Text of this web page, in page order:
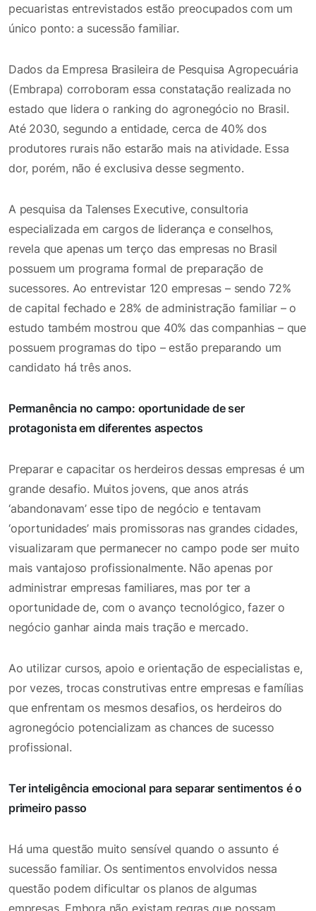
pecuaristas entrevistados estão preocupados com um
único ponto: a sucessão familiar.
Dados da Empresa Brasileira de Pesquisa Agropecuária
(Embrapa) corroboram essa constatação realizada no
estado que lidera o ranking do agronegócio no Brasil.
Até 2030, segundo a entidade, cerca de 40% dos
produtores rurais não estarão mais na atividade. Essa
dor, porém, não é exclusiva desse segmento.
A pesquisa da Talenses Executive, consultoria
especializada em cargos de liderança e conselhos,
revela que apenas um terço das empresas no Brasil
possuem um programa formal de preparação de
sucessores. Ao entrevistar 120 empresas – sendo 72%
de capital fechado e 28% de administração familiar – o
estudo também mostrou que 40% das companhias – que
possuem programas do tipo – estão preparando um
candidato há três anos.
Permanência no campo: oportunidade de ser
protagonista em diferentes aspectos
Preparar e capacitar os herdeiros dessas empresas é um
grande desafio. Muitos jovens, que anos atrás
‘abandonavam’ esse tipo de negócio e tentavam
‘oportunidades’ mais promissoras nas grandes cidades,
visualizaram que permanecer no campo pode ser muito
mais vantajoso profissionalmente. Não apenas por
administrar empresas familiares, mas por ter a
oportunidade de, com o avanço tecnológico, fazer o
negócio ganhar ainda mais tração e mercado.
Ao utilizar cursos, apoio e orientação de especialistas e,
por vezes, trocas construtivas entre empresas e famílias
que enfrentam os mesmos desafios, os herdeiros do
agronegócio potencializam as chances de sucesso
profissional.
Ter inteligência emocional para separar sentimentos é o
primeiro passo
Há uma questão muito sensível quando o assunto é
sucessão familiar. Os sentimentos envolvidos nessa
questão podem dificultar os planos de algumas
empresas. Embora não existam regras que possam